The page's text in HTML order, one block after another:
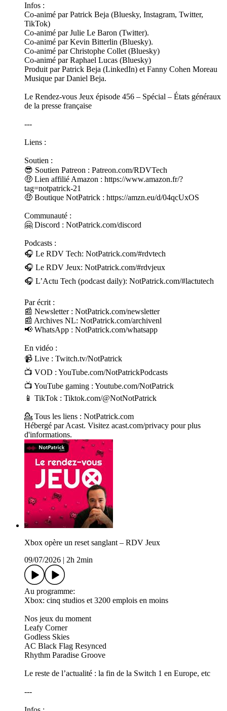
Infos :
Co-animé par Patrick Beja (Bluesky, Instagram, Twitter,
TikTok)
Co-animé par Julie Le Baron (Twitter).
Co-animé par Kevin Bitterlin (Bluesky).
Co-animé par Christophe Collet (Bluesky)
Co-animé par Raphael Lucas (Bluesky)
Produit par Patrick Beja (LinkedIn) et Fanny Cohen Moreau
Musique par Daniel Beja.
Le Rendez-vous Jeux épisode 456 – Spécial – États généraux
de la presse française
---
Liens :
Soutien :
😎 Soutien Patreon : Patreon.com/RDVTech
🤑 Lien affilié Amazon : https://www.amazon.fr/?
tag=notpatrick-21
🤑 Boutique NotPatrick : https://amzn.eu/d/04qcUxOS
Communauté :
🤗 Discord : NotPatrick.com/discord
Podcasts :
🎧 Le RDV Tech: NotPatrick.com/#rdvtech
🎧 Le RDV Jeux: NotPatrick.com/#rdvjeux
🎧 L’Actu Tech (podcast daily): NotPatrick.com/#lactutech
Par écrit :
📰 Newsletter : NotPatrick.com/newsletter
📰 Archives NL: NotPatrick.com/archivenl
📢 WhatsApp : NotPatrick.com/whatsapp
En vidéo :
📹 Live : Twitch.tv/NotPatrick
📺 VOD : YouTube.com/NotPatrickPodcasts
📺 YouTube gaming : Youtube.com/NotPatrick
📱 TikTok : Tiktok.com/@NotNotPatrick
💁 Tous les liens : NotPatrick.com
Hébergé par Acast. Visitez acast.com/privacy pour plus
d'informations.
Xbox opère un reset sanglant – RDV Jeux
09/07/2026 | 2h 2min
Au programme:
Xbox: cinq studios et 3200 emplois en moins
Nos jeux du moment
Leafy Corner
Godless Skies
AC Black Flag Resynced
Rhythm Paradise Groove
Le reste de l’actualité : la fin de la Switch 1 en Europe, etc
---